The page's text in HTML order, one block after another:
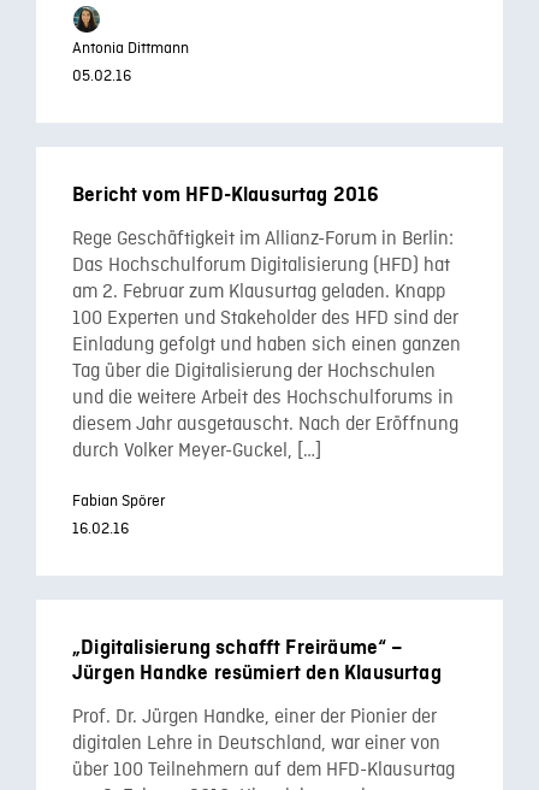
Antonia Dittmann
05.02.16
Bericht vom HFD-Klausurtag 2016
Rege Geschäftigkeit im Allianz-Forum in Berlin:
Das Hochschulforum Digitalisierung (HFD) hat
am 2. Februar zum Klausurtag geladen. Knapp
100 Experten und Stakeholder des HFD sind der
Einladung gefolgt und haben sich einen ganzen
Tag über die Digitalisierung der Hochschulen
und die weitere Arbeit des Hochschulforums in
diesem Jahr ausgetauscht. Nach der Eröffnung
durch Volker Meyer-Guckel, […]
Fabian Spörer
16.02.16
„Digitalisierung schafft Freiräume“ –
Jürgen Handke resümiert den Klausurtag
Prof. Dr. Jürgen Handke, einer der Pionier der
digitalen Lehre in Deutschland, war einer von
über 100 Teilnehmern auf dem HFD-Klausurtag